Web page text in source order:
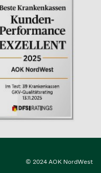
© 2024 AOK NordWest